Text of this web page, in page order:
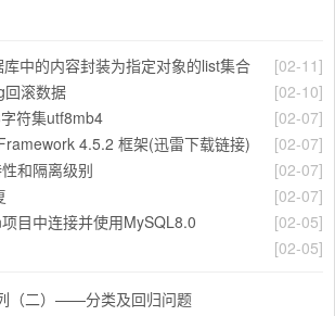
[02-11]
中的内容封装为指定对象的list集合
[02-10]
回滚数据
[02-07]
符集utf8mb4
[02-07]
4.5.2 框架(迅雷下载链接)
[02-07]
和隔离级别
[02-07]
[02-05]
目中连接并使用MySQL8.0
[02-05]
（二）——分类及回归问题